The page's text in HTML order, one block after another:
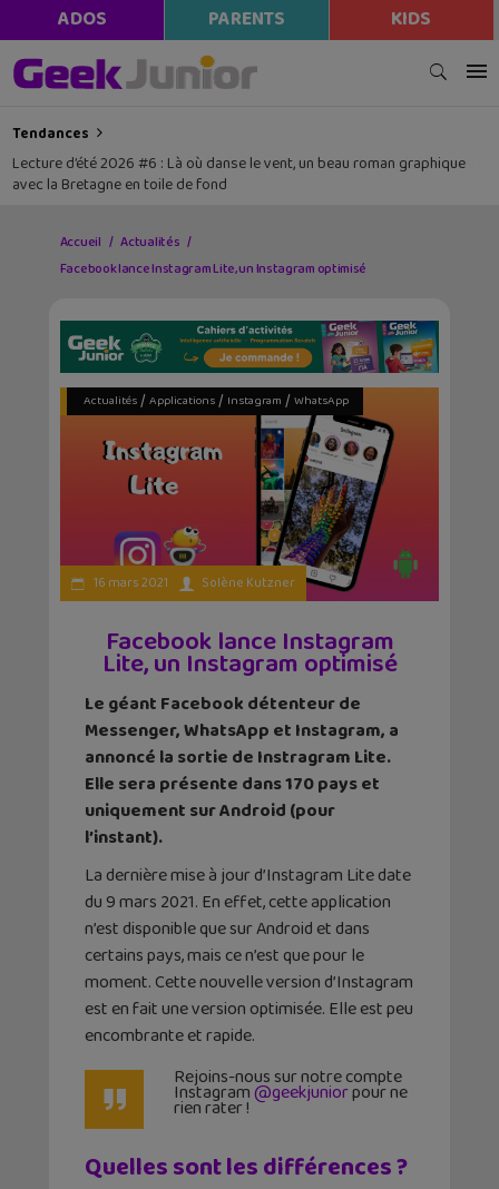
ADOS PARENTS KIDS
Tendances
Lecture d’été 2026 #6 : Là où danse le vent, un beau roman graphique
avec la Bretagne en toile de fond
Accueil
Actualités
Facebook lance Instagram Lite, un Instagram optimisé
Actualités/ Applications/ Instagram / WhatsApp
16 mars 2021 Solène Kutzner
Facebook lance Instagram
Lite, un Instagram optimisé
Le géant Facebook détenteur de
Messenger, WhatsApp et Instagram, a
annoncé la sortie de Instragram Lite.
Elle sera présente dans 170 pays et
uniquement sur Android (pour
l’instant).
La dernière mise à jour d’Instagram Lite date
du 9 mars 2021. En effet, cette application
n’est disponible que sur Android et dans
certains pays, mais ce n’est que pour le
moment. Cette nouvelle version d’Instagram
est en fait une version optimisée. Elle est peu
encombrante et rapide.
Rejoins-nous sur notre compte
Instagram@geekjuniorpour ne
rien rater !
Quelles sont les différences ?
modal-check